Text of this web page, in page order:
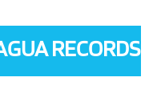
QUERO!
RECORDS